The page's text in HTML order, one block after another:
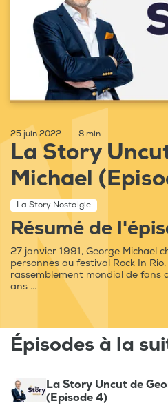
25 juin 2022 8 min
La Story
Michael
La Story Nostalgie
Résumé de
27 janvier 1991, George Michael
personnes au festival Rock In
rassemblement mondial de fans
ans ...
Épisodes à la
La Story Uncut de
(Episode 4)